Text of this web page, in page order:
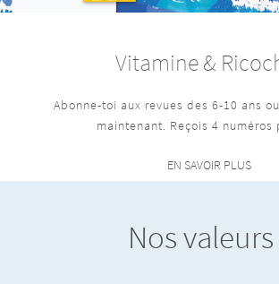
Vitamine &
Abonne-toi aux revues des 6-10 ans
maintenant. Reçois 4 numéros
EN SAVOIR PLUS
Nos valeurs